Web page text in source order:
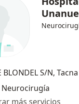
BLONDEL S/N, Tacna
Neurocirugía
más servicios